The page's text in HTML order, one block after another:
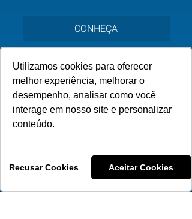
Utilizamos cookies para oferecer
melhor experiência, melhorar o
desempenho, analisar como você
interage em nosso site e personalizar
conteúdo.
Recusar Cookies Aceitar Cookies
CONHEÇA
Consultora